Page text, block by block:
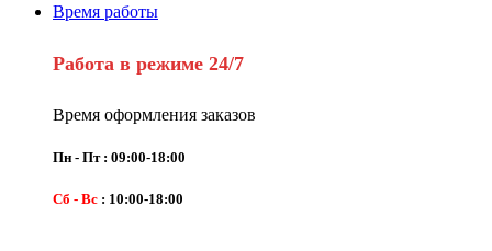
Время работы
Работа в режиме 24/7
Время оформления заказов
Пн - Пт : 09:00-18:00
Сб - Вс : 10:00-18:00